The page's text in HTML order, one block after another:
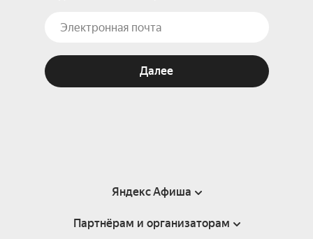
Далее
Яндекс Афиша
Справка
Партнёрам и организаторам